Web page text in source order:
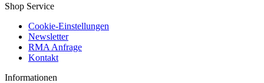
Shop Service
Cookie-Einstellungen
Newsletter
RMA Anfrage
Kontakt
Informationen